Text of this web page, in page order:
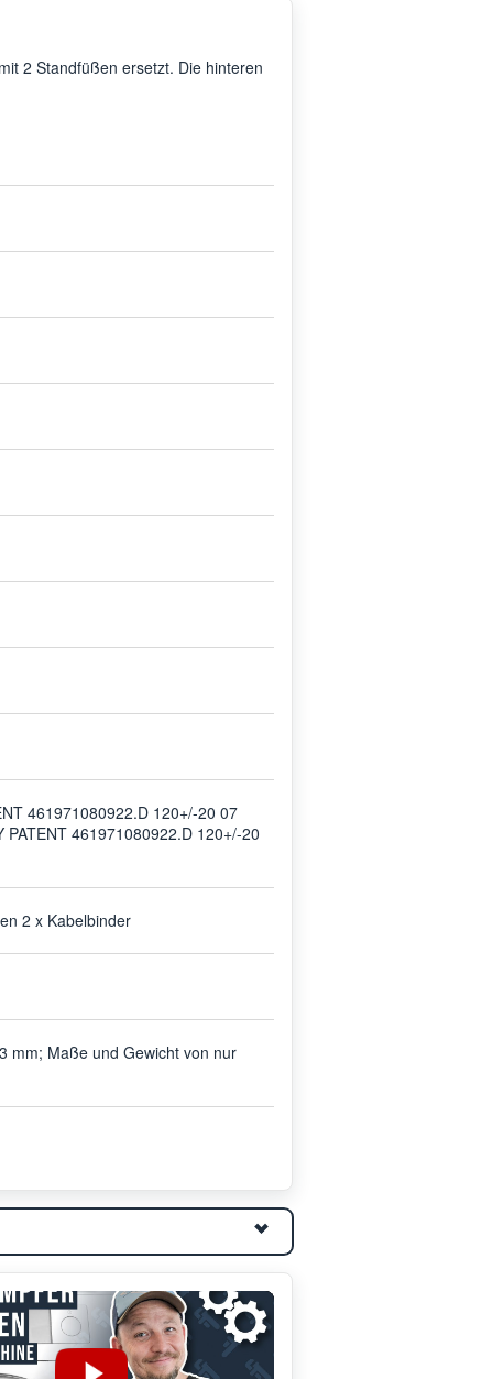
2 Standfüßen ersetzt. Die hinteren
461971080922.D 120+/-20 07
461971080922.D 120+/-20
2 x Kabelbinder
mm; Maße und Gewicht von nur